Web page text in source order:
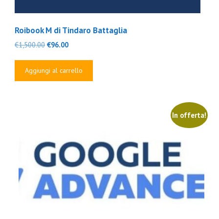
Roibook M di Tindaro Battaglia
€1,500.00 Il
era:
€96.00Il
è:
Aggiungi al carrello
In offerta!